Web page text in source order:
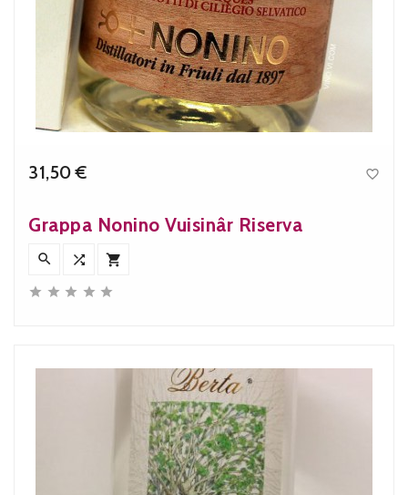
31,50 € 
Grappa Nonino Vuisinâr Riserva
  
    